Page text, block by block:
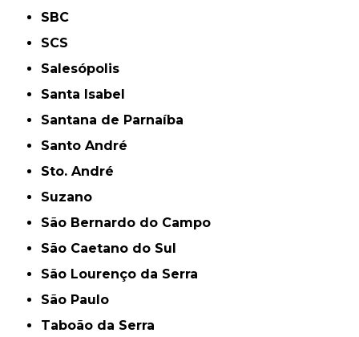
SBC
SCS
Salesópolis
Santa Isabel
Santana de Parnaíba
Santo André
Sto. André
Suzano
São Bernardo do Campo
São Caetano do Sul
São Lourenço da Serra
São Paulo
Taboão da Serra